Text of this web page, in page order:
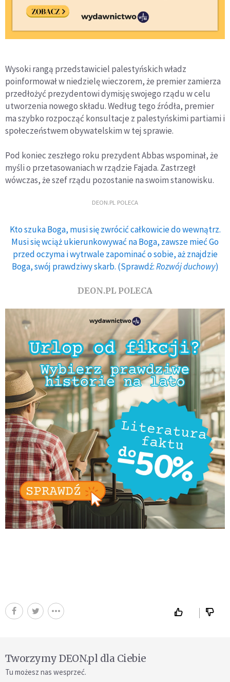
Wysoki rangą przedstawiciel palestyńskich władz
poinformował w niedzielę wieczorem, że premier zamierza
przedłożyć prezydentowi dymisję swojego rządu w celu
utworzenia nowego składu. Według tego źródła, premier
ma szybko rozpocząć konsultacje z palestyńskimi partiami i
społeczeństwem obywatelskim w tej sprawie.
Pod koniec zeszłego roku prezydent Abbas wspominał, że
myśli o przetasowaniach w rządzie Fajada. Zastrzegł
wówczas, że szef rządu pozostanie na swoim stanowisku.
DEON.PL POLECA
Kto szuka Boga, musi się zwrócić całkowicie do wewnątrz.
Musi się wciąż ukierunkowywać na Boga, zawsze mieć Go
przed oczyma i wytrwale zapominać o sobie, aż znajdzie
Boga, swój prawdziwy skarb. (Sprawdź:Rozwój duchowy)
DEON.PL POLECA
Tworzymy DEON.pl dla Ciebie
Tu możesz nas wesprzeć.